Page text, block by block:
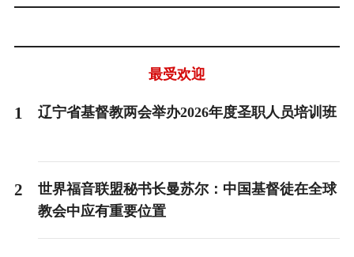
最受欢迎
1 辽宁省基督教两会举办2026年度圣职人员培训班
2
世界福音联盟秘书长曼苏尔：中国基督徒在全球
教会中应有重要位置